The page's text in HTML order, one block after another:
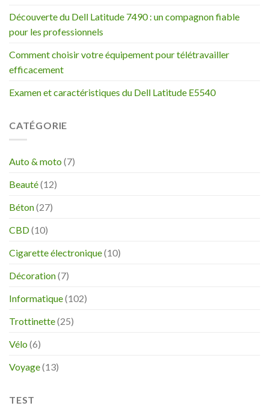
Découverte du Dell Latitude 7490 : un compagnon fiable
pour les professionnels
Comment choisir votre équipement pour télétravailler
efficacement
Examen et caractéristiques du Dell Latitude E5540
CATÉGORIE
Auto & moto(7)
Beauté(12)
Béton(27)
CBD(10)
Cigarette électronique(10)
Décoration(7)
Informatique(102)
Trottinette(25)
Vélo(6)
Voyage(13)
TEST